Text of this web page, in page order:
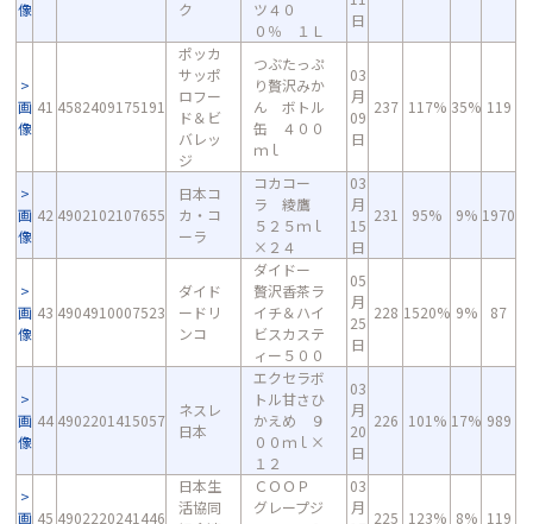
像
ク
ツ４０
０％ １Ｌ
日
画
像
41 4582409175191
ポッカ
サッポ
ロフー
ド＆ビ
バレッ
ジ
つぶたっぷ
り贅沢みか
ん ボトル
缶 ４００
ｍｌ
03
月
09
日
237 117% 35% 119
画
像
42 4902102107655
日本コ
カ・コ
ーラ
コカコー
ラ 綾鷹
５２５ｍｌ
×２４
03
月
15
日
231 95% 9% 1970
画
像
43 4904910007523
ダイド
ードリ
ンコ
ダイドー
贅沢香茶ラ
イチ＆ハイ
ビスカステ
ィー５００
05
月
25
日
228 1520% 9% 87
画
像
44 4902201415057
ネスレ
日本
エクセラボ
トル甘さひ
かえめ ９
００ｍｌ×
１２
03
月
20
日
226 101% 17% 989
画 45 4902220241446
日本生
活協同
ＣＯＯＰ
グレープジ
03
月
225 123% 8% 119